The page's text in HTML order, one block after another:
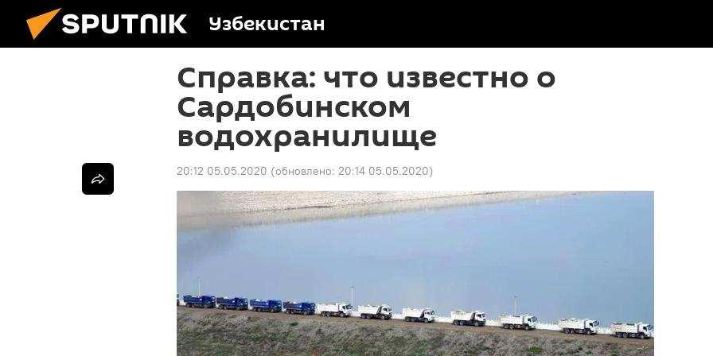
Узбекистан
Справка: что известно о
Сардобинском
водохранилище
20:12 05.05.2020 (обновлено: 20:14 05.05.2020)